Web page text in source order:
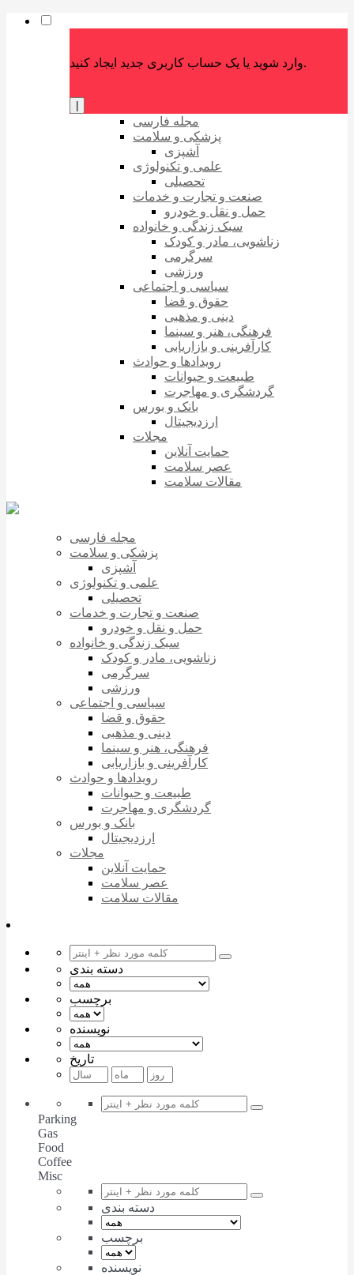
وارد شوید یا یک حساب کاربری جدید ایجاد کنید.
مجله فارسی
پزشکی و سلامت
آشپزی
علمی و تکنولوژی
تحصیلی
صنعت و تجارت و خدمات
حمل و نقل و خودرو
سبک زندگی و خانواده
زناشویی، مادر و کودک
سرگرمی
ورزشی
سیاسی و اجتماعی
حقوق و قضا
دینی و مذهبی
فرهنگی، هنر و سینما
کارآفرینی و بازاریابی
رویدادها و حوادث
طبیعت و حیوانات
گردشگری و مهاجرت
بانک و بورس
ارزدیجیتال
مجلات
حمایت آنلاین
عصر سلامت
مقالات سلامت
مجله فارسی
پزشکی و سلامت
آشپزی
علمی و تکنولوژی
تحصیلی
صنعت و تجارت و خدمات
حمل و نقل و خودرو
سبک زندگی و خانواده
زناشویی، مادر و کودک
سرگرمی
ورزشی
سیاسی و اجتماعی
حقوق و قضا
دینی و مذهبی
فرهنگی، هنر و سینما
کارآفرینی و بازاریابی
رویدادها و حوادث
طبیعت و حیوانات
گردشگری و مهاجرت
بانک و بورس
ارزدیجیتال
مجلات
حمایت آنلاین
عصر سلامت
مقالات سلامت
دسته بندی
برچسب
نویسنده
تاریخ
Parking
Gas
Food
Coffee
Misc
دسته بندی
برچسب
نویسنده